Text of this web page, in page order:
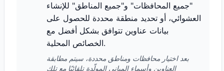
"جميع المحافظات" و"جميع المناطق" للإنشاء
العشوائي، أو تحديد منطقة محددة للحصول على
بيانات عناوين تتوافق بشكل أفضل مع
الخصائص المحلية.
بعد اختيار محافظات ومناطق محددة، سيتم مطابقة
العناوين وأسماء المباني المولّدة تلقائيًا مع تلك